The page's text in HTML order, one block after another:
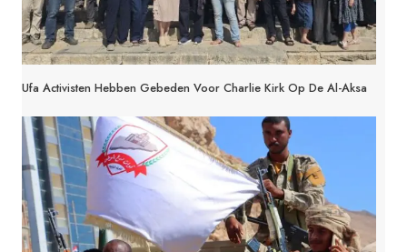
Ufa Activisten Hebben Gebeden Voor Charlie Kirk Op De Al-Aksa